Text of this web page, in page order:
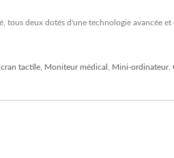
deux dotés d'une technologie avancée
tactile Moniteur médical Mini-ordinateur,